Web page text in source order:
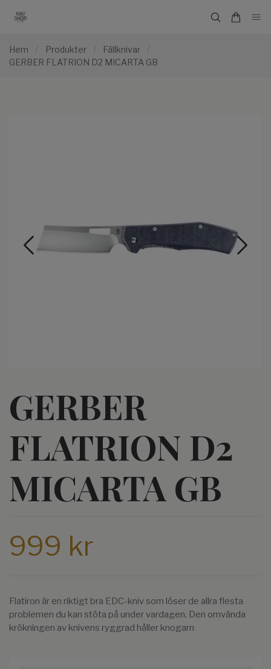
Hem / Produkter / Fällknivar
/
GERBER FLATRION D2 MICARTA GB
GERBER
FLATRION D2
MICARTA GB
999 kr
Flatiron är en riktigt bra EDC-kniv som löser de allra flesta
problemen du kan stöta på under vardagen. Den omvända
krökningen av knivens ryggrad håller knogarn